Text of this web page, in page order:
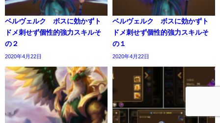
ベルヴェルク ボスに効かずト
ドメ刺せず個性的強力スキルそ
の２
2020年4月22日
ベルヴェルク ボスに効かずト
ドメ刺せず個性的強力スキルそ
の１
2020年4月22日